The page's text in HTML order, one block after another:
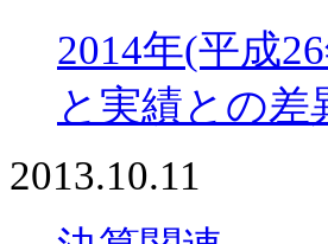
2014年(平成
と実績との差
2013.10.11